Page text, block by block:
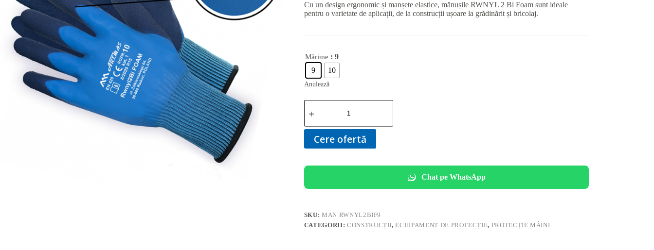
Cu un design ergonomic și manșete elastice, mănușile RWNYL 2 Bi Foam sunt ideale
pentru o varietate de aplicații, de la construcții ușoare la grădinărit și bricolaj.
Mărime : 9
9
10
Anulează
Cantitate
Mănuși
2
FoamCere ofertă
Chat pe WhatsApp
SKU:MAN RWNYL2BIF9
CATEGORII: CONSTRUCȚII,ECHIPAMENT DE PROTECȚIE, PROTECȚIE MÂINI